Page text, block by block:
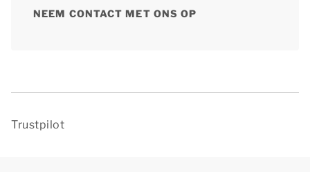
NEEM CONTACT MET ONS OP
Trustpilot